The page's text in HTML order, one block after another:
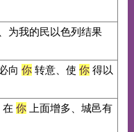
为我的民以色列结果
向 你转意、使 你得以
在 你上面增多、城邑有